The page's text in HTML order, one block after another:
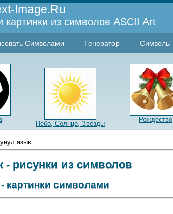
Image.Ru
из символов ASCII Art
Символами Генератор Символы
Небо, Солнце, Звёзды
Рождество
язык
рисунки из символов
картинки символами